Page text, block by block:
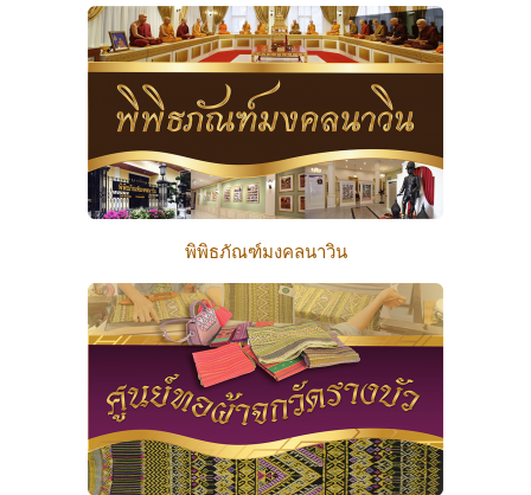
พิพิธภัณฑ์มงคลนาวิน